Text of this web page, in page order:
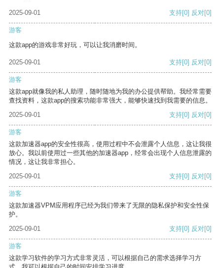
2025-09-01 支持[0] 反对[0]
游客
这款app的游戏非常好玩，可以让我消磨时间。
2025-09-01 支持[0] 反对[0]
游客
这款app就像我的私人助理，随时随地为我的办公提供帮助。我经常需要
查找资料，这款app的搜索功能非常强大，能够快速找到我需要的信息。
2025-09-01
支持[0] 反对[0]
游客
这款加速器app的安全性很高，使用过程中不会泄露个人信息，这让我很
放心。我以前使用过一些其他的加速器app，经常会出现个人信息泄露的
情况，这让我非常担心。
2025-09-01
支持[0] 反对[0]
游客
这款加速器VPM应用程序已经为我们带来了无限的隐私保护和安全性保
护。
2025-09-01
支持[0] 反对[0]
游客
这款学习软件的学习方式非常灵活，可以根据自己的需求选择学习方